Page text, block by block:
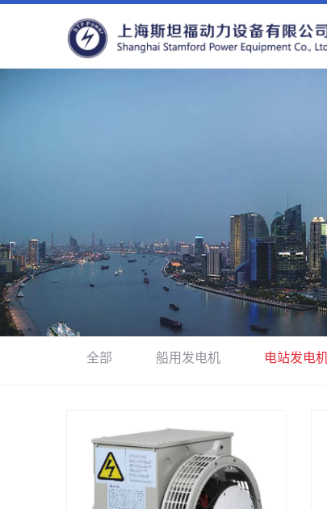
全部 船用发电机 电站发电